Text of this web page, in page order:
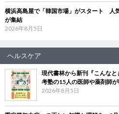
横浜高島屋で「韓国市場」がスタート 人
が集結
2026年8月5日
ヘルスケア
現代書林から新刊『こんな
考塾の15人の医師や薬剤師
2026年8月5日